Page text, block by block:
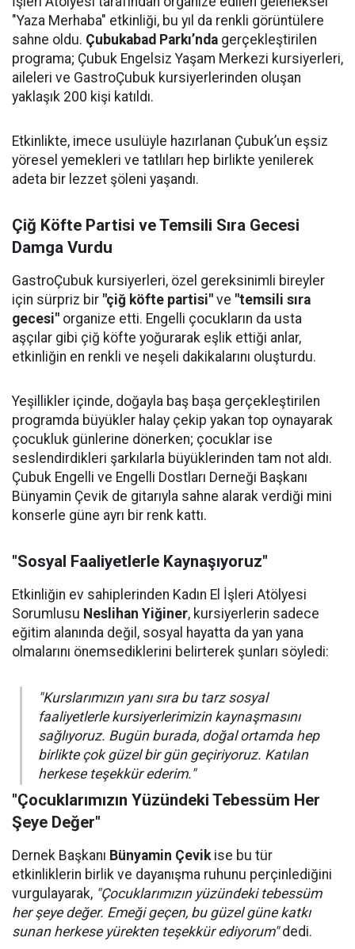
"Yaza Merhaba" etkinliği, bu yıl da renkli görüntülere
sahne oldu. Çubukabad Parkı’nda gerçekleştirilen
programa; Çubuk Engelsiz Yaşam Merkezi kursiyerleri,
aileleri ve GastroÇubuk kursiyerlerinden oluşan
yaklaşık 200 kişi katıldı.
Etkinlikte, imece usulüyle hazırlanan Çubuk’un eşsiz
yöresel yemekleri ve tatlıları hep birlikte yenilerek
adeta bir lezzet şöleni yaşandı.
Çiğ Köfte Partisi ve Temsili Sıra Gecesi
Damga Vurdu
GastroÇubuk kursiyerleri, özel gereksinimli bireyler
için sürpriz bir "çiğ köfte partisi" ve "temsili sıra
gecesi" organize etti. Engelli çocukların da usta
aşçılar gibi çiğ köfte yoğurarak eşlik ettiği anlar,
etkinliğin en renkli ve neşeli dakikalarını oluşturdu.
Yeşillikler içinde, doğayla baş başa gerçekleştirilen
programda büyükler halay çekip yakan top oynayarak
çocukluk günlerine dönerken; çocuklar ise
seslendirdikleri şarkılarla büyüklerinden tam not aldı.
Çubuk Engelli ve Engelli Dostları Derneği Başkanı
Bünyamin Çevik de gitarıyla sahne alarak verdiği mini
konserle güne ayrı bir renk kattı.
"Sosyal Faaliyetlerle Kaynaşıyoruz"
Etkinliğin ev sahiplerinden Kadın El İşleri Atölyesi
Sorumlusu Neslihan Yiğiner, kursiyerlerin sadece
eğitim alanında değil, sosyal hayatta da yan yana
olmalarını önemsediklerini belirterek şunları söyledi:
"Kurslarımızın yanı sıra bu tarz sosyal
faaliyetlerle kursiyerlerimizin kaynaşmasını
sağlıyoruz. Bugün burada, doğal ortamda hep
birlikte çok güzel bir gün geçiriyoruz. Katılan
herkese teşekkür ederim."
"Çocuklarımızın Yüzündeki Tebessüm Her
Şeye Değer"
Dernek Başkanı Bünyamin Çevikise bu tür
etkinliklerin birlik ve dayanışma ruhunu perçinlediğini
vurgulayarak, "Çocuklarımızın yüzündeki tebessüm
her şeye değer. Emeği geçen, bu güzel güne katkı
sunan herkese yürekten teşekkür ediyorum"dedi.